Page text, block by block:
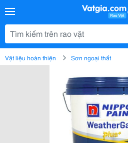
Vật liệu hoàn thiện Sơn ngoại thất